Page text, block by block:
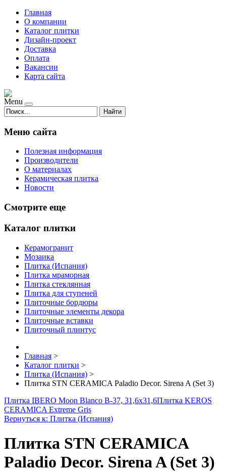
Главная
О компании
Каталог плитки
Дизайн-проект
Доставка
Оплата
Вакансии
Карта сайта
Menu
Найти
Меню сайта
Полезная информация
Производители
О материалах
Керамическая плитка
Новости
Смотрите еще
Каталог плитки
Керамогранит
Мозаика
Плитка (Испания)
Плитка мраморная
Плитка стеклянная
Плитка для ступеней
Плиточные бордюры
Плиточные элементы декора
Плиточные вставки
Плиточный плинтус
Главная >
Каталог плитки >
Плитка (Испания) >
Плитка STN CERAMICA Paladio Decor. Sirena A (Set 3)
Плитка IBERO Moon Blanco B-37, 31,6x31,6Плитка KEROS
CERAMICA Extreme Gris
Вернуться к: Плитка (Испания)
Плитка STN CERAMICA
Paladio Decor. Sirena A (Set 3)